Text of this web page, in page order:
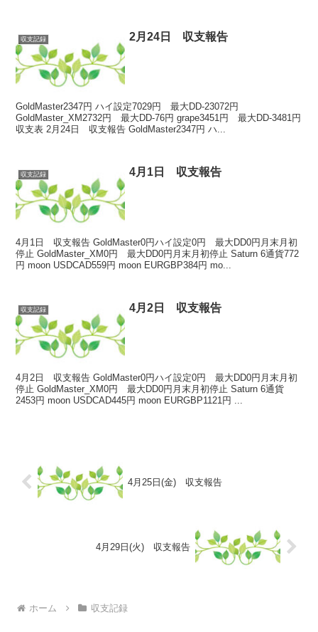
収支記録 2月24日 収支報告
GoldMaster2347円 ハイ設定7029円 最大DD-23072円
GoldMaster_XM2732円 最大DD-76円 grape3451円 最大DD-3481円
収支表 2月24日 収支報告 GoldMaster2347円 ハ...
収支記録 4月1日 収支報告
4月1日 収支報告 GoldMaster0円ハイ設定0円 最大DD0円月末月初
停止 GoldMaster_XM0円 最大DD0円月末月初停止 Saturn 6通貨772
円 moon USDCAD559円 moon EURGBP384円 mo...
収支記録 4月2日 収支報告
4月2日 収支報告 GoldMaster0円ハイ設定0円 最大DD0円月末月初
停止 GoldMaster_XM0円 最大DD0円月末月初停止 Saturn 6通貨
2453円 moon USDCAD445円 moon EURGBP1121円 ...
4月25日(金) 収支報告
4月29日(火) 収支報告
ホーム 収支記録